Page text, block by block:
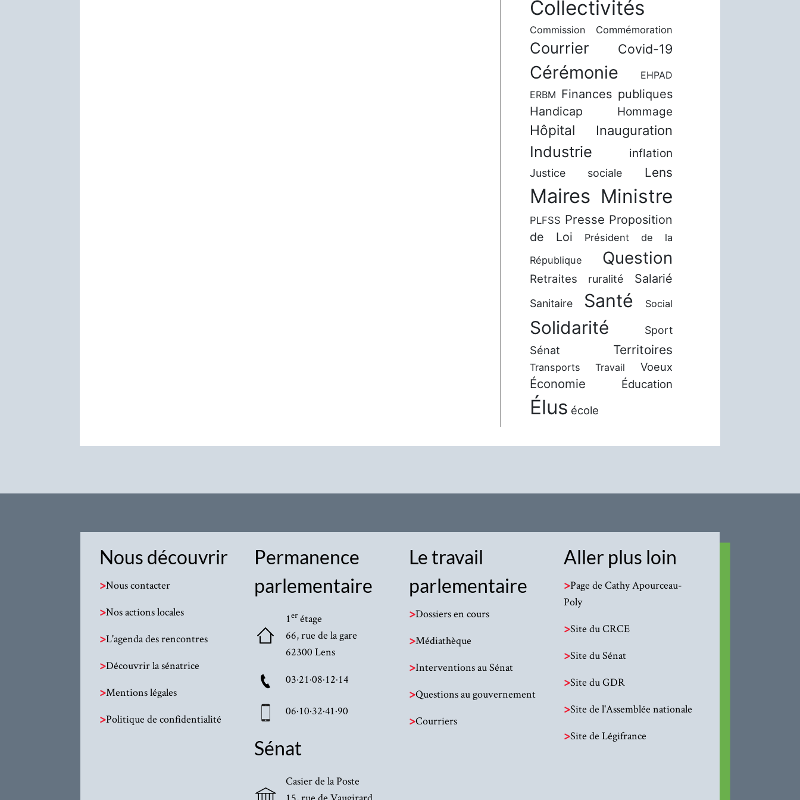
Collectivités
Commission Commémoration
Courrier Covid-19
Cérémonie
EHPAD
ERBM Finances publiques
Handicap
Hommage
Hôpital Inauguration
Industrie inflation
Justice sociale Lens
Maires Ministre
PLFSS Presse Proposition
de Loi
Président de la
République
Question
Retraites ruralité Salarié
Sanitaire Santé Social
Solidarité Sport
Sénat Territoires
Transports Travail Voeux
Économie Éducation
Élus école
Nous découvrir
>Nous contacter
>Nos actions locales
>L'agenda des rencontres
>Découvrir la sénatrice
>Mentions légales
>Politique de confidentialité
Permanence
parlementaire
1er étage
66, rue de la gare
62300 Lens
03·21·08·12·14
06·10·32·41·90
Sénat
Casier de la Poste
Le travail
parlementaire
>Dossiers en cours
>Médiathèque
>Interventions au Sénat
>Questions au gouvernement
>Courriers
Aller plus loin
>Page de Cathy Apourceau-
Poly
>Site du CRCE
>Site du Sénat
>Site du GDR
>Site de l'Assemblée nationale
>Site de Légifrance